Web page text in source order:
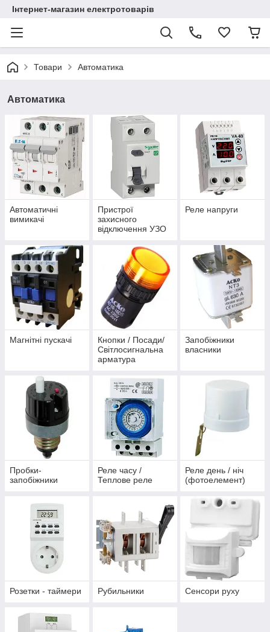
Інтернет-магазин електротоварів
Товари Автоматика
Автоматика
Автоматичні
вимикачі
Пристрої
захисного
відключення УЗО
Реле напруги
Магнітні пускачі
Кнопки / Посади/
Світлосигнальна
арматура
Запобіжники
власники
Пробки-
запобіжники
Реле часу /
Теплове реле
Реле день / ніч
(фотоелемент)
Розетки - таймери Рубильники Сенсори руху